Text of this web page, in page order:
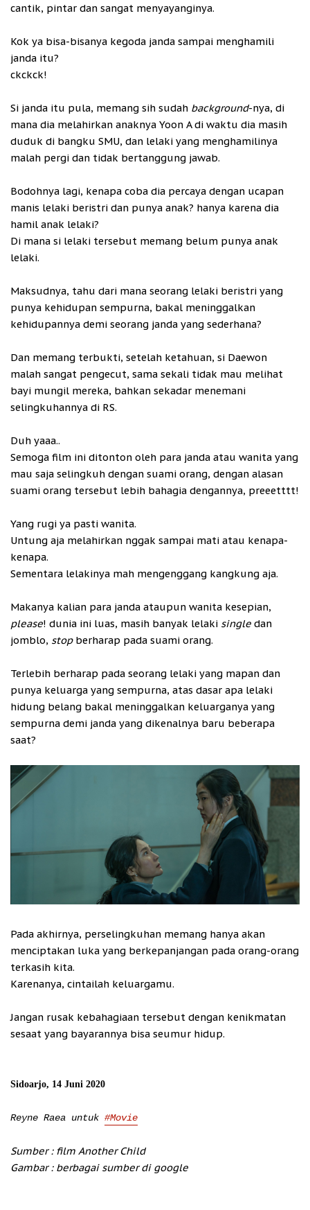
cantik, pintar dan sangat menyayanginya.
Kok ya bisa-bisanya kegoda janda sampai menghamili
janda itu?
ckckck!
Si janda itu pula, memang sih sudah background-nya, di
mana dia melahirkan anaknya Yoon A di waktu dia masih
duduk di bangku SMU, dan lelaki yang menghamilinya
malah pergi dan tidak bertanggung jawab.
Bodohnya lagi, kenapa coba dia percaya dengan ucapan
manis lelaki beristri dan punya anak? hanya karena dia
hamil anak lelaki?
Di mana si lelaki tersebut memang belum punya anak
lelaki.
Maksudnya, tahu dari mana seorang lelaki beristri yang
punya kehidupan sempurna, bakal meninggalkan
kehidupannya demi seorang janda yang sederhana?
Dan memang terbukti, setelah ketahuan, si Daewon
malah sangat pengecut, sama sekali tidak mau melihat
bayi mungil mereka, bahkan sekadar menemani
selingkuhannya di RS.
Duh yaaa..
Semoga film ini ditonton oleh para janda atau wanita yang
mau saja selingkuh dengan suami orang, dengan alasan
suami orang tersebut lebih bahagia dengannya, preeetttt!
Yang rugi ya pasti wanita.
Untung aja melahirkan nggak sampai mati atau kenapa-
kenapa.
Sementara lelakinya mah mengenggang kangkung aja.
Makanya kalian para janda ataupun wanita kesepian,
please! dunia ini luas, masih banyak lelaki single dan
jomblo, stop berharap pada suami orang.
Terlebih berharap pada seorang lelaki yang mapan dan
punya keluarga yang sempurna, atas dasar apa lelaki
hidung belang bakal meninggalkan keluarganya yang
sempurna demi janda yang dikenalnya baru beberapa
saat?
Pada akhirnya, perselingkuhan memang hanya akan
menciptakan luka yang berkepanjangan pada orang-orang
terkasih kita.
Karenanya, cintailah keluargamu.
Jangan rusak kebahagiaan tersebut dengan kenikmatan
sesaat yang bayarannya bisa seumur hidup.
Sidoarjo, 14 Juni 2020
Reyne Raea untuk #Movie
Sumber : film Another Child
Gambar : berbagai sumber di google